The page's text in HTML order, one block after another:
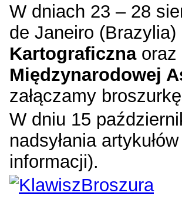
W dniach 23 – 28
de Janeiro (Brazylia)
Kartograficznaoraz
Międzynarodowej
załączamy
W dniu 15
nadsyłania
informacji).